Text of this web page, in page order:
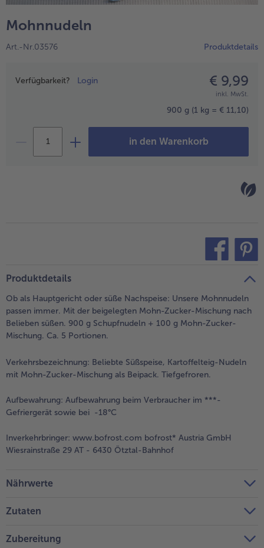
alle Obst
alle Süße Vielfalt
Confiserie & Feinkost
alle Küchenhelfer
Mohnnudeln
Art.-Nr.03576 Produktdetails
Preisangabe
Verfügbarkeit? Login € 9,99
inkl. MwSt.
900 g (1 kg = € 11,10)
in den Warenkorb
Produktdetails
Ob als Hauptgericht oder süße Nachspeise: Unsere Mohnnudeln
passen immer. Mit der beigelegten Mohn-Zucker-Mischung nach
Belieben süßen. 900 g Schupfnudeln + 100 g Mohn-Zucker-
Mischung. Ca. 5 Portionen.
Verkehrsbezeichnung: Beliebte Süßspeise, Kartoffelteig-Nudeln
mit Mohn-Zucker-Mischung als Beipack. Tiefgefroren.
Aufbewahrung: Aufbewahrung beim Verbraucher im ***-
Gefriergerät sowie bei -18°C
Inverkehrbringer: www.bofrost.com bofrost* Austria GmbH
Wiesrainstraße 29 AT - 6430 Ötztal-Bahnhof
Nährwerte
Zutaten
Zubereitung